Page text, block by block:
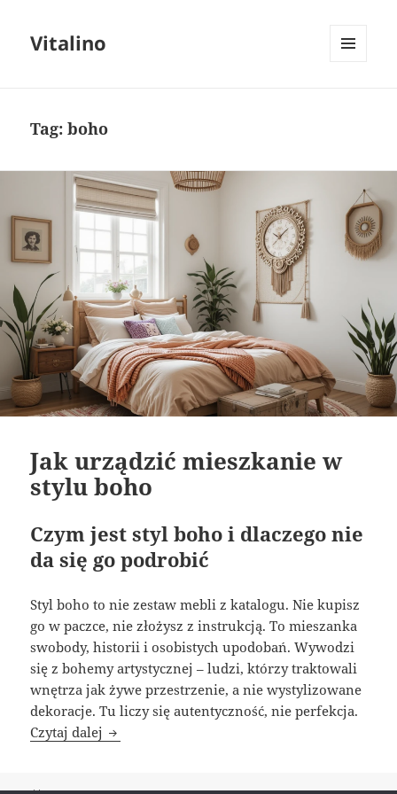
Vitalino
Tag:boho
Jak urządzić mieszkanie w
stylu boho
Czym jest styl boho i dlaczego nie
da się go podrobić
Styl boho to nie zestaw mebli z katalogu. Nie kupisz
go w paczce, nie złożysz z instrukcją. To mieszanka
swobody, historii i osobistych upodobań. Wywodzi
się z bohemy artystycznej – ludzi, którzy traktowali
wnętrza jak żywe przestrzenie, a nie wystylizowane
dekoracje. Tu liczy się autentyczność, nie perfekcja.
Czytaj dalej Jak urządzić mieszkanie w stylu boho